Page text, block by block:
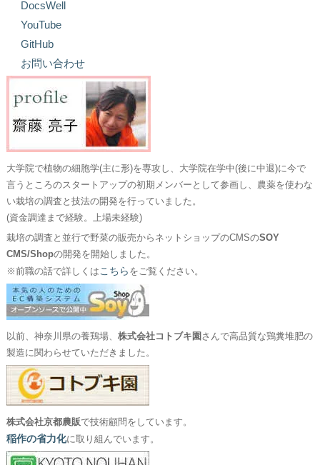
DocsWell
YouTube
GitHub
お問い合わせ
大学院で植物の細胞学(主に形)を専攻し、大学院在学中(後に中退)に今で
言うところのスタートアップの初期メンバーとして参画し、農薬を使わな
い栽培の調査と技法の開発を行っていました。
(資金調達まで経験。上場未経験)
栽培の調査と並行で野菜の販売からネットショップのCMSのSOY
CMS/Shopの開発を開始しました。
※前職の話で詳しくはこちら をご覧ください。
以前、神奈川県の養鶏場、 株式会社コトブキ園 さんで高品質な鶏糞堆肥の
製造に関わらせていただきました。
株式会社京都農販で技術顧問をしています。
稲作の省力化に取り組んでいます。